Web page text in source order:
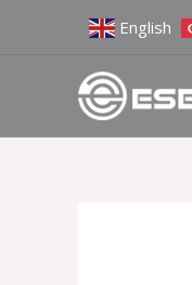
English